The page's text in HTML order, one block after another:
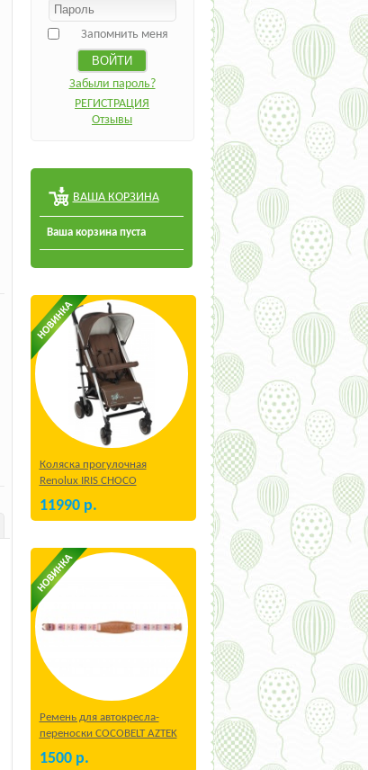
Запомнить меня
Забыли пароль?
РЕГИСТРАЦИЯ
Отзывы
ВАША КОРЗИНА
Ваша корзина пуста
Коляска прогулочная
Renolux IRIS CHOCO
11990 р.
Ремень для автокресла-
переноски COCOBELT AZTEK
1500 р.